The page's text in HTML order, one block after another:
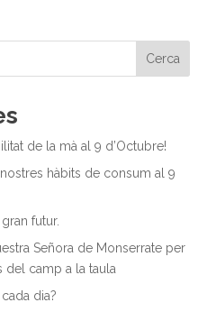
Cerca
de la mà al 9 d’Octubre!
hàbits de consum al 9
futur.
Señora de Monserrate per
del camp a la taula
dia?